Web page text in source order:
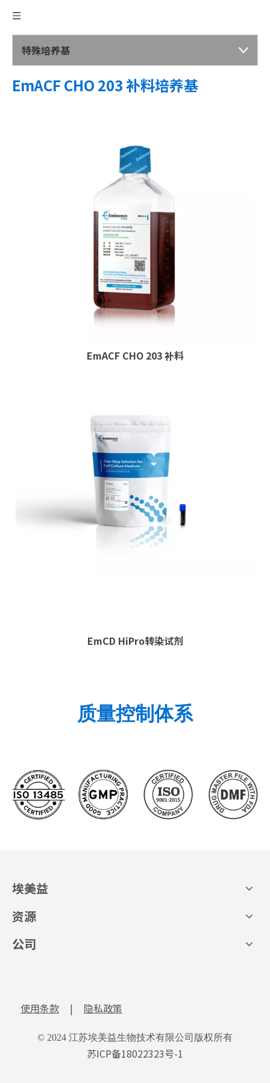
特殊培养基
EmACF CHO 203 补料培养基
EmACF CHO 203 补料
EmCD HiPro转染试剂
质量控制体系
埃美益
资源
公司
使用条款 | 隐私政策
© 2024 江苏埃美益生物技术有限公司版权所有
苏ICP备18022323号-1